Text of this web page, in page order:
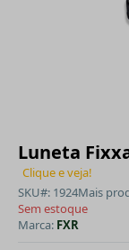
Luneta
Clique e veja!
SKU#: 1924Mais
Sem estoque
Marca: FXR